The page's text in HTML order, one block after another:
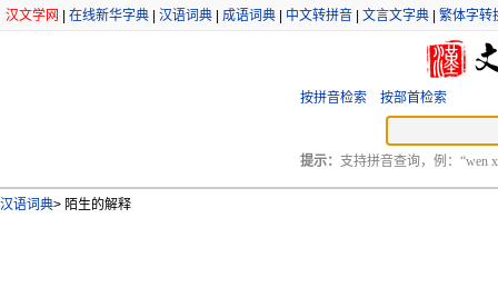
汉文学网 在线新华字典 汉语词典 成语词典 中文转拼音 文言文字典 繁体字转
按拼音检索 按部首检索
提示： 支持拼音查询，例：“wen
汉语词典> 陌生的解释